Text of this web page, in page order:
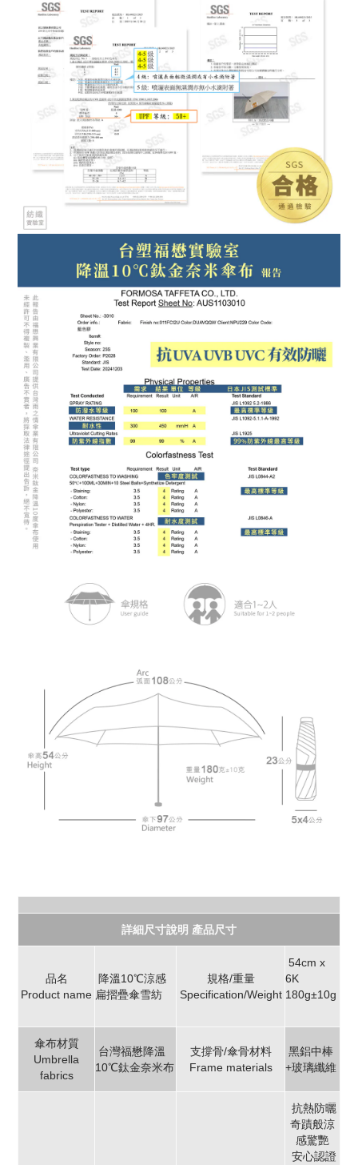
詳細尺寸說明 產品尺寸
品名
Product name
降溫10℃涼感
扁摺疊傘雪紡
規格/重量
Specification/Weight
54cm x
6K
180g±10g
傘布材質
Umbrella
fabrics
台灣福懋降溫
10℃鈦金奈米布
支撐骨/傘骨材料
Frame materials
黑鋁中棒
+玻璃纖維
抗熱防曬
奇蹟般涼
感驚艷
安心認證